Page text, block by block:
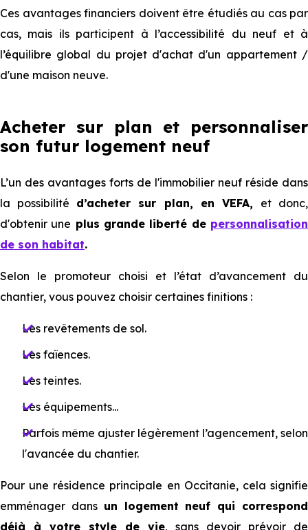
Ces avantages financiers doivent être étudiés au cas par
cas, mais ils participent à l’accessibilité du neuf et à
l’équilibre global du projet d'achat d'un appartement /
d'une maison neuve.
Acheter sur plan et personnaliser
son futur logement neuf
L’un des avantages forts de l'immobilier neuf réside dans
la possibilité d’acheter sur plan, en VEFA, et donc,
d'obtenir une plus grande liberté de personnalisation
de son habitat.
Selon le promoteur choisi et l’état d’avancement du
chantier, vous pouvez choisir certaines finitions :
Les revêtements de sol.
Les faïences.
Les teintes.
Les équipements...
Parfois même ajuster légèrement l’agencement, selon
l'avancée du chantier.
Pour une résidence principale en Occitanie, cela signifie
emménager dans un logement neuf qui correspond
déjà à votre style de vie, sans devoir prévoir de